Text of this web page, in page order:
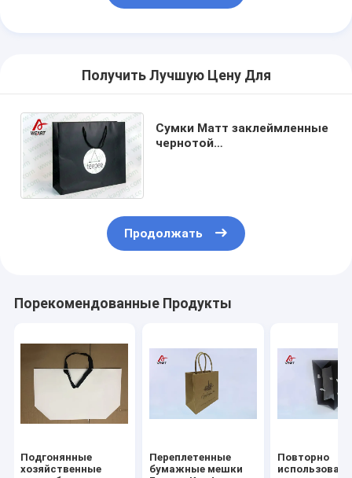
Получить Лучшую Цену Для
Сумки Матт заклеймленные
чернотой
Продолжать
Порекомендованные Продукты
Подгонянные
хозяйственные
Переплетенные
бумажные мешки
Повторно